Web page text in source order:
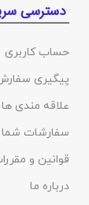
دسترسی
حساب کاربری
پیگیری
علاقه مندی ها
سفارشات شما
قوانین و
درباره ما